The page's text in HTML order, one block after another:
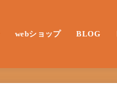
webショップ BLOG